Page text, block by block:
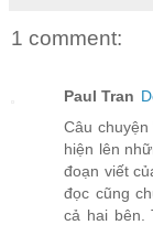
1 comment:
Paul Tran
Câu
hiện lên
đoạn viết
đọc cũng
cả hai bên.